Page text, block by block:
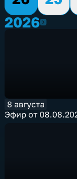
20262026
8 августа
Эфир от